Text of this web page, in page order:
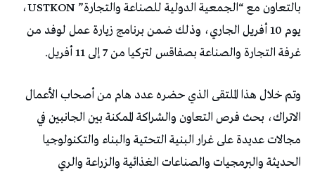
بالتعاون مع “الجمعية الدولية للصناعة والتجارة” USTKON،
يوم 10 أفريل الجاري، وذلك ضمن برنامج زيارة عمل لوفد من
غرفة التجارة والصناعة بصفاقس لتركيا من 7 إلى 11 أفريل.
وتم خلال هذا الملتقى الذي حضره عدد هام من أصحاب الأعمال
الاتراك، بحث فرص التعاون والشراكة الممكنة بين الجانبين في
مجالات عديدة على غرار البنية التحتية والبناء والتكنولوجيا
الحديثة والبرمجيات والصناعات الغذائية والزراعة والري